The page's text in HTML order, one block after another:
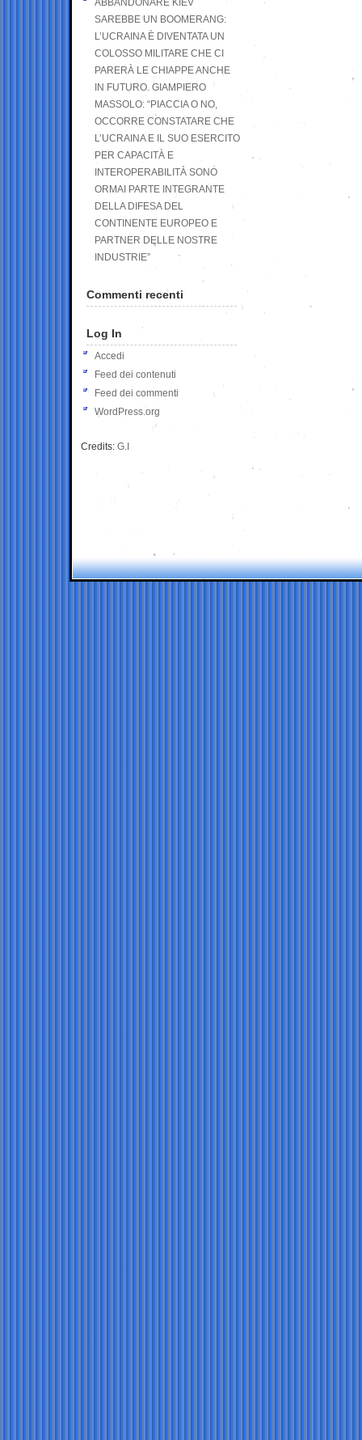
ABBANDONARE KIEV
SAREBBE UN BOOMERANG:
L’UCRAINA È DIVENTATA UN
COLOSSO MILITARE CHE CI
PARERÀ LE CHIAPPE ANCHE
IN FUTURO. GIAMPIERO
MASSOLO: “PIACCIA O NO,
OCCORRE CONSTATARE CHE
L’UCRAINA E IL SUO ESERCITO
PER CAPACITÀ E
INTEROPERABILITÀ SONO
ORMAI PARTE INTEGRANTE
DELLA DIFESA DEL
CONTINENTE EUROPEO E
PARTNER DELLE NOSTRE
INDUSTRIE”
Commenti recenti
Log In
Accedi
Feed dei contenuti
Feed dei commenti
WordPress.org
Credits: G.I